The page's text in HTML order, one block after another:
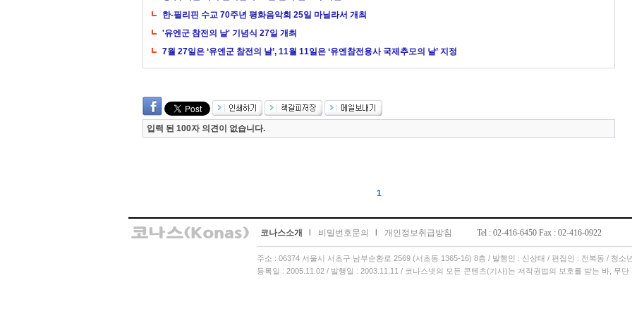
한-필리핀 수교 70주년 평화음악회 25일 마닐라서 개최
'유엔군 참전의 날' 기념식 27일 개최
7월 27일은 ‘유엔군 참전의 날’, 11월 11일은 ‘유엔참전용사 국제추모의 날’ 지정
입력 된 100자 의견이 없습니다.
1
코나스소개 비밀번호문의 개인정보취급방침 Tel : 02-416-6450 Fax : 02-416-0922
주소 : 06374 서울시 서초구 남부순환로 2569 (서초동 1365-16) 8층 / 발행인 : 신상태 / 편집인 : 전복동 / 청소
등록일 : 2005.11.02 / 발행일 : 2003.11.11 / 코나스넷의 모든 콘텐츠(기사)는 저작권법의 보호를 받는 바, 무단